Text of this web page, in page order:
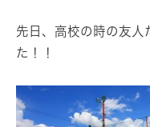
先日、高校の時の友人
た！！